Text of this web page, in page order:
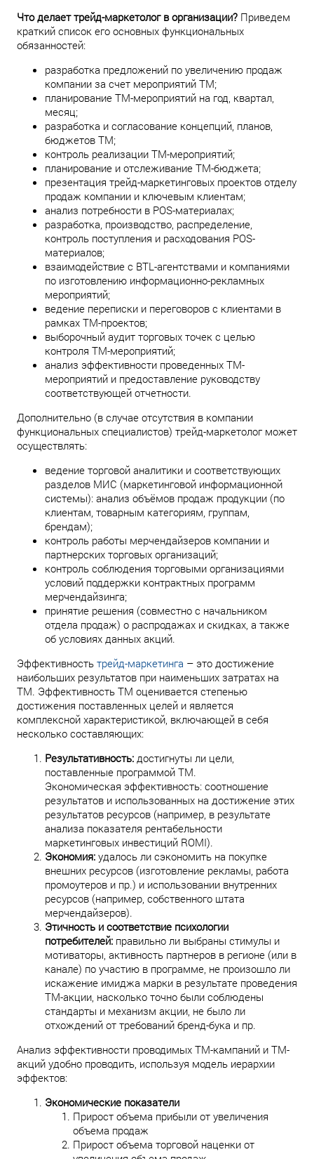
Что делает трейд-маркетолог в организации? Приведем
краткий список его основных функциональных
обязанностей:
разработка предложений по увеличению продаж
компании за счет мероприятий ТМ;
планирование ТМ-мероприятий на год, квартал,
месяц;
разработка и согласование концепций, планов,
бюджетов ТМ;
контроль реализации ТМ-мероприятий;
планирование и отслеживание ТМ-бюджета;
презентация трейд-маркетинговых проектов отделу
продаж компании и ключевым клиентам;
анализ потребности в POS-материалах;
разработка, производство, распределение,
контроль поступления и расходования POS-
материалов;
взаимодействие с BTL-агентствами и компаниями
по изготовлению информационно-рекламных
мероприятий;
ведение переписки и переговоров с клиентами в
рамках ТМ-проектов;
выборочный аудит торговых точек с целью
контроля ТМ-мероприятий;
анализ эффективности проведенных ТМ-
мероприятий и предоставление руководству
соответствующей отчетности.
Дополнительно (в случае отсутствия в компании
функциональных специалистов) трейд-маркетолог может
осуществлять:
ведение торговой аналитики и соответствующих
разделов МИС (маркетинговой информационной
системы): анализ объёмов продаж продукции (по
клиентам, товарным категориям, группам,
брендам);
контроль работы мерчендайзеров компании и
партнерских торговых организаций;
контроль соблюдения торговыми организациями
условий поддержки контрактных программ
мерчендайзинга;
принятие решения (совместно с начальником
отдела продаж) о распродажах и скидках, а также
об условиях данных акций.
Эффективность трейд-маркетинга – это достижение
наибольших результатов при наименьших затратах на
ТМ. Эффективность ТМ оценивается степенью
достижения поставленных целей и является
комплексной характеристикой, включающей в себя
несколько составляющих:
Результативность: достигнуты ли цели,
поставленные программой ТМ.
Экономическая эффективность: соотношение
результатов и использованных на достижение этих
результатов ресурсов (например, в результате
анализа показателя рентабельности
маркетинговых инвестиций ROMI).
Экономия: удалось ли сэкономить на покупке
внешних ресурсов (изготовление рекламы, работа
промоутеров и пр.) и использовании внутренних
ресурсов (например, собственного штата
мерчендайзеров).
Этичность и соответствие психологии
потребителей: правильно ли выбраны стимулы и
мотиваторы, активность партнеров в регионе (или в
канале) по участию в программе, не произошло ли
искажение имиджа марки в результате проведения
ТМ-акции, насколько точно были соблюдены
стандарты и механизм акции, не было ли
отхождений от требований бренд-бука и пр.
Анализ эффективности проводимых ТМ-кампаний и ТМ-
акций удобно проводить, используя модель иерархии
эффектов:
Экономические показатели
Прирост объема прибыли от увеличения
объема продаж
Прирост объема торговой наценки от